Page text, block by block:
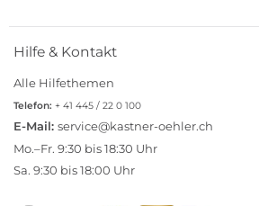
Hilfe & Kontakt
Alle Hilfethemen
Telefon: + 41 445 / 22 0 100
E-Mail: service@kastner-oehler.ch
Mo.–Fr. 9:30 bis 18:30 Uhr
Sa. 9:30 bis 18:00 Uhr